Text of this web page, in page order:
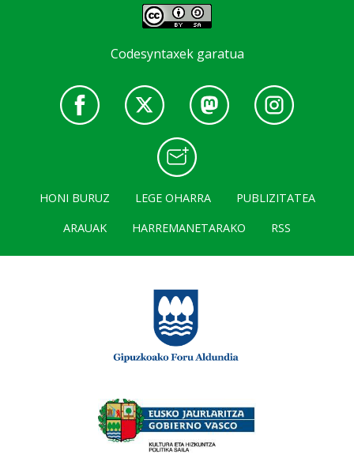
Codesyntaxek garatua
HONI BURUZ LEGE OHARRA
PUBLIZITATEA
ARAUAK
HARREMANETARAKO RSS